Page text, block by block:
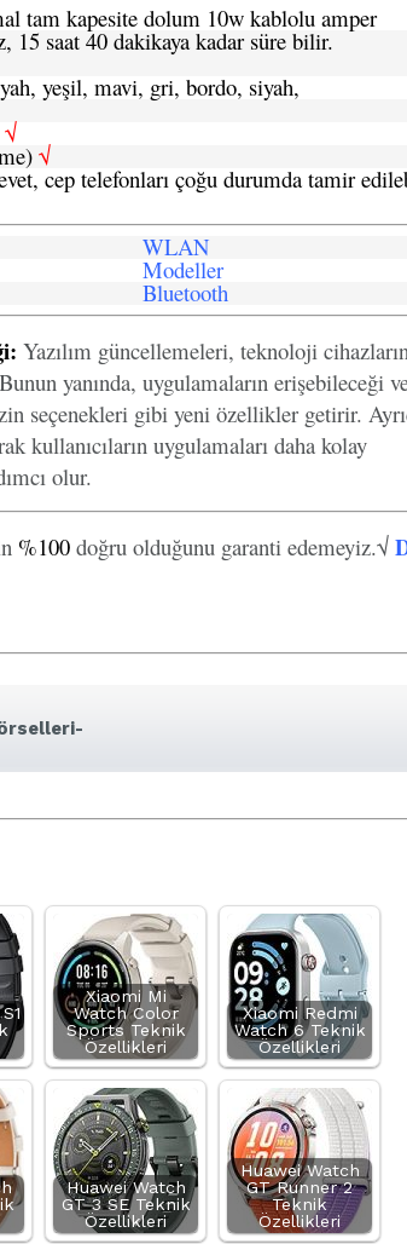
tam kapesite dolum 10w kablolu amper
15 saat 40 dakikaya kadar süre bilir.
yeşil, mavi, gri, bordo, siyah,
√
√
evet, cep telefonları çoğu durumda tamir
WLAN
Modeller
Bluetooth
Yazılım güncellemeleri, teknoloji
Bunun yanında, uygulamaların erişebileceği
seçenekleri gibi yeni özellikler getirir.
kullanıcıların uygulamaları daha kolay
olur.
%100 doğru olduğunu garanti edemeyiz.√
Xiaomi Mi
Watch Color
Sports Teknik
Özellikleri
Xiaomi Redmi
Watch 6 Teknik
Özellikleri
Huawei Watch
GT 3 SE Teknik
Özellikleri
Huawei Watch
GT Runner 2
Teknik
Özellikleri